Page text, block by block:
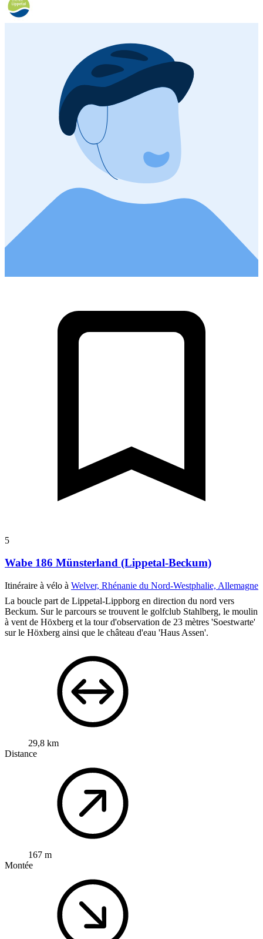
5
Wabe 186 Münsterland (Lippetal-Beckum)
Itinéraire à vélo à Welver, Rhénanie du Nord-Westphalie, Allemagne
La boucle part de Lippetal-Lippborg en direction du nord vers
Beckum. Sur le parcours se trouvent le golfclub Stahlberg, le moulin
à vent de Höxberg et la tour d'observation de 23 mètres 'Soestwarte'
sur le Höxberg ainsi que le château d'eau 'Haus Assen'.
29,8 km
Distance
167 m
Montée